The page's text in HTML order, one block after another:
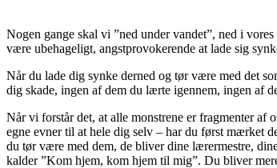
Nogen gange skal vi ”ned under vandet”, ned i
være ubehageligt, angstprovokerende at lade sig
Når du lade dig synke derned og tør være med det
dig skade, ingen af dem du lærte igennem, ingen af
Når vi forstår det, at alle monstrene er fragmenter
egne evner til at hele dig selv – har du først mærket
du tør være med dem, de bliver dine lærermestre,
kalder ”Kom hjem, kom hjem til mig”. Du bliver